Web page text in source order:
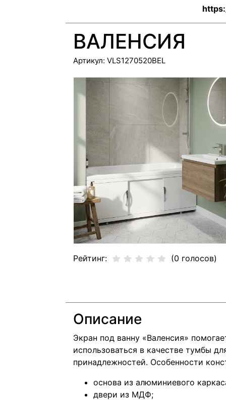
ВАЛЕНСИЯ
Артикул: VLS1270520BEL
Рейтинг: (0 голосов)
Описание
Экран под ванну «Валенсия»
использоваться в качестве тумбы
принадлежностей. Особенности
основа из алюминиевого
двери из МДФ;